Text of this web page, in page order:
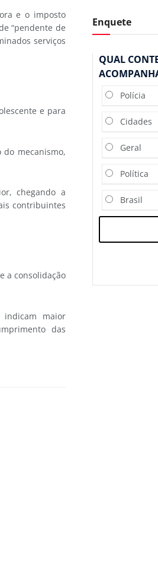
e o imposto
“pendente de
serviços
e para
mecanismo,
chegando a
contribuintes
a consolidação
maior
das
Enquete
QUAL
Polícia
Cidades
Geral
Política
Brasil